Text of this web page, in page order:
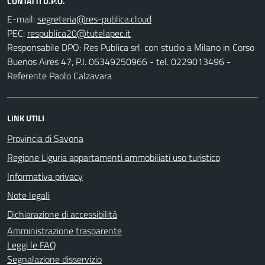
E-mail:
PEC:
Responsabile DPO: Res Publica srl. con studio a Milano in Corso
Buenos Aires 47, P.I. 06349250966 - tel. 0229013496 -
Referente Paolo Calzavara
LINK UTILI
Provincia di Savona
Regione Liguria appartamenti ammobiliati uso turistico
Informativa privacy
Note legali
Dichiarazione di accessibilità
Amministrazione trasparente
Leggi le FAQ
Segnalazione disservizio